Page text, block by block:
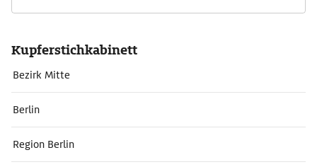
Kupferstichkabinett
Bezirk Mitte
Berlin
Region Berlin